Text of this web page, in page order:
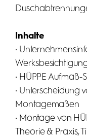
Inhalte
•
• HÜPPE Aufmaß-
• Unterscheidung
Montagemaßen
• Montage von
Theorie & Praxis,